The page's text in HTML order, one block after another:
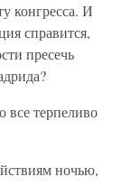
конгресса. И
справится,
пресечь
все терпеливо
ночью,